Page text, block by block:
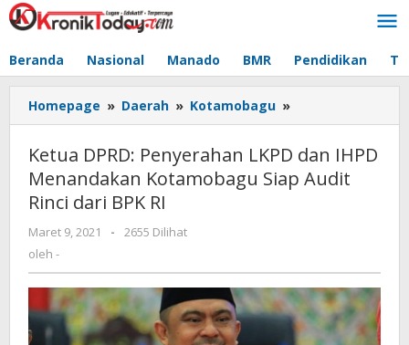
Lewati
ke
Beranda Nasional Manado BMR Pendidikan
Homepage » Daerah » Kotamobagu »
DPRD:
Penyerahan
LKPD
dan
Audit
Rinci
dari
BPK
Ketua DPRD: Penyerahan LKPD dan IHPD
Menandakan Kotamobagu Siap Audit
Rinci dari BPK RI
Maret 9, 2021
oleh
-
2655 Dilihat
oleh -